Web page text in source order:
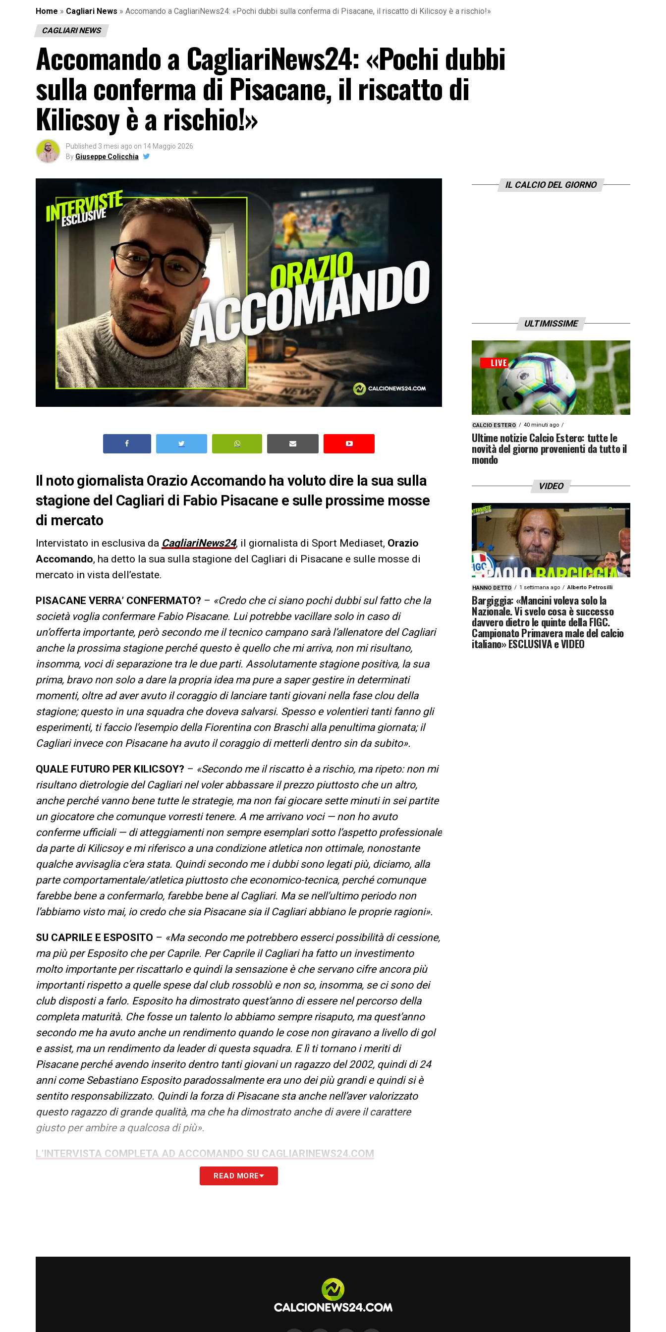
Home » Cagliari News » Accomando a CagliariNews24: «Pochi dubbi sulla conferma di Pisacane, il riscatto di Kilicsoy è a rischio!»
CAGLIARI NEWS
Accomando a CagliariNews24: «Pochi dubbi
sulla conferma di Pisacane, il riscatto di
Kilicsoy è a rischio!»
Published 3 mesi ago on 14 Maggio 2026
By Giuseppe Colicchia
Il noto giornalista Orazio Accomando ha voluto dire la sua sulla
stagione del Cagliari di Fabio Pisacane e sulle prossime mosse
di mercato
Intervistato in esclusiva da CagliariNews24, il giornalista di Sport Mediaset, Orazio
Accomando, ha detto la sua sulla stagione del Cagliari di Pisacane e sulle mosse di
mercato in vista dell’estate.
PISACANE VERRA’ CONFERMATO? – «Credo che ci siano pochi dubbi sul fatto che la
società voglia confermare Fabio Pisacane. Lui potrebbe vacillare solo in caso di
un’offerta importante, però secondo me il tecnico campano sarà l’allenatore del Cagliari
anche la prossima stagione perché questo è quello che mi arriva, non mi risultano,
insomma, voci di separazione tra le due parti. Assolutamente stagione positiva, la sua
prima, bravo non solo a dare la propria idea ma pure a saper gestire in determinati
momenti, oltre ad aver avuto il coraggio di lanciare tanti giovani nella fase clou della
stagione; questo in una squadra che doveva salvarsi. Spesso e volentieri tanti fanno gli
esperimenti, ti faccio l’esempio della Fiorentina con Braschi alla penultima giornata; il
Cagliari invece con Pisacane ha avuto il coraggio di metterli dentro sin da subito».
QUALE FUTURO PER KILICSOY? – «Secondo me il riscatto è a rischio, ma ripeto: non mi
risultano dietrologie del Cagliari nel voler abbassare il prezzo piuttosto che un altro,
anche perché vanno bene tutte le strategie, ma non fai giocare sette minuti in sei partite
un giocatore che comunque vorresti tenere. A me arrivano voci — non ho avuto
conferme ufficiali — di atteggiamenti non sempre esemplari sotto l’aspetto professionale
da parte di Kilicsoy e mi riferisco a una condizione atletica non ottimale, nonostante
qualche avvisaglia c’era stata. Quindi secondo me i dubbi sono legati più, diciamo, alla
parte comportamentale/atletica piuttosto che economico-tecnica, perché comunque
farebbe bene a confermarlo, farebbe bene al Cagliari. Ma se nell’ultimo periodo non
l’abbiamo visto mai, io credo che sia Pisacane sia il Cagliari abbiano le proprie ragioni».
SU CAPRILE E ESPOSITO – «Ma secondo me potrebbero esserci possibilità di cessione,
ma più per Esposito che per Caprile. Per Caprile il Cagliari ha fatto un investimento
molto importante per riscattarlo e quindi la sensazione è che servano cifre ancora più
importanti rispetto a quelle spese dal club rossoblù e non so, insomma, se ci sono dei
club disposti a farlo. Esposito ha dimostrato quest’anno di essere nel percorso della
completa maturità. Che fosse un talento lo abbiamo sempre risaputo, ma quest’anno
secondo me ha avuto anche un rendimento quando le cose non giravano a livello di gol
e assist, ma un rendimento da leader di questa squadra. E lì ti tornano i meriti di
Pisacane perché avendo inserito dentro tanti giovani un ragazzo del 2002, quindi di 24
anni come Sebastiano Esposito paradossalmente era uno dei più grandi e quindi si è
sentito responsabilizzato. Quindi la forza di Pisacane sta anche nell’aver valorizzato
questo ragazzo di grande qualità, ma che ha dimostrato anche di avere il carattere
giusto per ambire a qualcosa di più».
L’INTERVISTA COMPLETA AD ACCOMANDO SU CAGLIARINEWS24.COM
LA PLAYLIST DELLE NOSTRE TOP NEWS
READ MORE
IL CALCIO DEL GIORNO
ULTIMISSIME
CALCIO ESTERO 40 minuti ago
Ultime notizie Calcio Estero: tutte le
novità del giorno provenienti da tutto il
mondo
VIDEO
HANNO DETTO 1 settimana ago Alberto Petrosilli
Bargiggia: «Mancini voleva solo la
Nazionale. Vi svelo cosa è successo
davvero dietro le quinte della FIGC.
Campionato Primavera male del calcio
italiano» ESCLUSIVA e VIDEO